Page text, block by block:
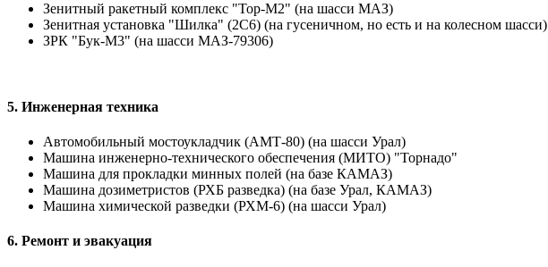
Зенитный ракетный комплекс "Тор-М2" (на шасси МАЗ)
Зенитная установка "Шилка" (2С6) (на гусеничном, но есть и на колесном шасси)
ЗРК "Бук-М3" (на шасси МАЗ-79306)
5. Инженерная техника
Автомобильный мостоукладчик (АМТ-80) (на шасси Урал)
Машина инженерно-технического обеспечения (МИТО) "Торнадо"
Машина для прокладки минных полей (на базе КАМАЗ)
Машина дозиметристов (РХБ разведка) (на базе Урал, КАМАЗ)
Машина химической разведки (РХМ-6) (на шасси Урал)
6. Ремонт и эвакуация